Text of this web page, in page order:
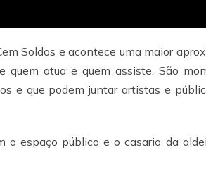
Soldos e acontece uma maior
atua e quem assiste. São
e que podem juntar artistas e
o espaço público e o casario da